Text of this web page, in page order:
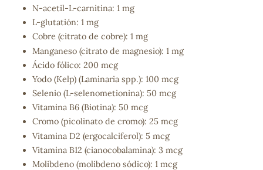
N-acetil-L-carnitina: 1 mg
L-glutatión: 1 mg
Cobre (citrato de cobre): 1 mg
Manganeso (citrato de magnesio): 1 mg
Ácido fólico: 200 mcg
Yodo (Kelp) (Laminaria spp.): 100 mcg
Selenio (L-selenometionina): 50 mcg
Vitamina B6 (Biotina): 50 mcg
Cromo (picolinato de cromo): 25 mcg
Vitamina D2 (ergocalciferol): 5 mcg
Vitamina B12 (cianocobalamina): 3 mcg
Molibdeno (molibdeno sódico): 1 mcg